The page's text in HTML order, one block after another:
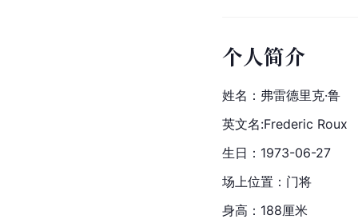
个人简介
姓名：弗雷德里克·鲁
英文名:Frederic Roux
生日：1973-06-27
场上位置：门将
身高：188厘米